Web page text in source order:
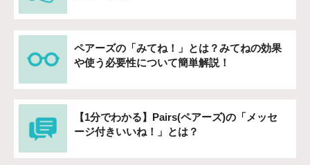
ペアーズの「みてね！」とは？みてねの効果
や使う必要性について簡単解説！
【1分でわかる】Pairs(ペアーズ)の「メッセ
ージ付きいいね！」とは？